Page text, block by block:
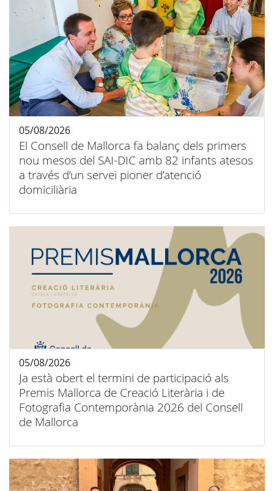
El Consell de Mallorca fa balanç dels primers
nou mesos del SAI-DIC amb 82 infants atesos
a través d’un servei pioner d’atenció
domiciliària
05/08/2026
Ja està obert el termini de participació als
Premis Mallorca de Creació Literària i de
Fotografia Contemporània 2026 del Consell
de Mallorca
05/08/2026